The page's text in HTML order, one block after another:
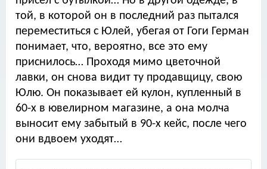
той, в которой он в последний раз пытался
переместиться с Юлей, убегая от Гоги Герман
понимает, что, вероятно, все это ему
приснилось… Проходя мимо цветочной
лавки, он снова видит ту продавщицу, свою
Юлю. Он показывает ей кулон, купленный в
60-х в ювелирном магазине, а она молча
выносит ему забытый в 90-х кейс, после чего
они вдвоем уходят…